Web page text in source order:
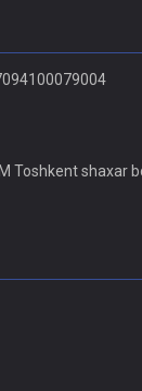
Toshkent shaxar